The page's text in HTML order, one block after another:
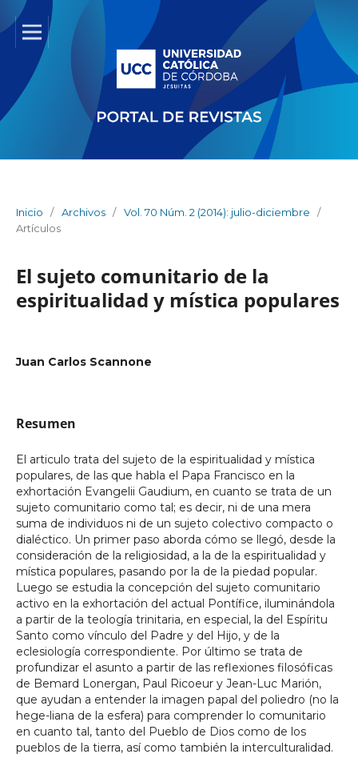
Inicio / Archivos / Vol. 70 Núm. 2 (2014): julio-diciembre
/
Artículos
El sujeto comunitario de la
espiritualidad y mística populares
Juan Carlos Scannone
Resumen
El articulo trata del sujeto de la espiritualidad y mística
populares, de las que habla el Papa Francisco en la
exhortación Evangelii Gaudium, en cuanto se trata de un
sujeto comunitario como tal; es decir, ni de una mera
suma de individuos ni de un sujeto colectivo compacto o
dialéctico. Un primer paso aborda cómo se llegó, desde la
consideración de la religiosidad, a la de la espiritualidad y
mística populares, pasando por la de la piedad popular.
Luego se estudia la concepción del sujeto comunitario
activo en la exhortación del actual Pontífice, iluminándola
a partir de la teología trinitaria, en especial, la del Espíritu
Santo como vínculo del Padre y del Hijo, y de la
eclesiología correspondiente. Por último se trata de
profundizar el asunto a partir de las reflexiones filosóficas
de Bemard Lonergan, Paul Ricoeur y Jean-Luc Marión,
que ayudan a entender la imagen papal del poliedro (no la
hege-liana de la esfera) para comprender lo comunitario
en cuanto tal, tanto del Pueblo de Dios como de los
pueblos de la tierra, así como también la interculturalidad.